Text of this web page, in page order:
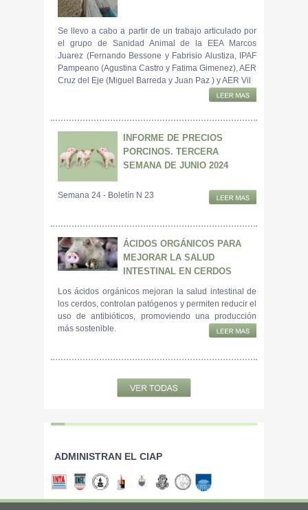
Se llevo a cabo a partir de un trabajo articulado por
el grupo de Sanidad Animal de la EEA Marcos
Juarez (Fernando Bessone y Fabrisio Alustiza, IPAF
Pampeano (Agustina Castro y Fatima Gimenez), AER
Cruz del Eje (Miguel Barreda y Juan Paz ) y AER Vil
INFORME DE PRECIOS
PORCINOS. TERCERA
SEMANA DE JUNIO 2024
Semana 24 - Boletín N 23
ÁCIDOS ORGÁNICOS PARA
MEJORAR LA SALUD
INTESTINAL EN CERDOS
Los ácidos orgánicos mejoran la salud intestinal de
los cerdos, controlan patógenos y permiten reducir el
uso de antibióticos, promoviendo una producción
más sostenible.
ADMINISTRAN EL CIAP